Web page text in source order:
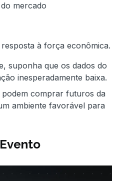
mercado
à força econômica.
suponha que os dados do
inesperadamente baixa.
comprar futuros da
ambiente favorável para